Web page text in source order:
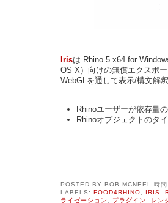
Irisは Rhino 5 x64 for
OS X）向けの無償エクスポ
WebGLを通して表示/構文解
Rhinoユーザーが依存量
Rhinoオブジェクトのタ
POSTED BY BOB MCNEEL 時
LABELS: FOOD4RHINO, IRIS,
ライゼーション , プラグイン , レン